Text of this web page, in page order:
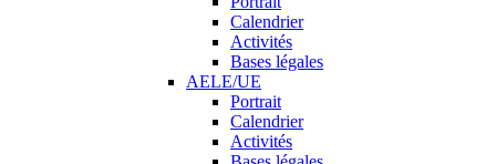
Calendrier
Activités
Bases légales
AELE/UE
Portrait
Calendrier
Activités